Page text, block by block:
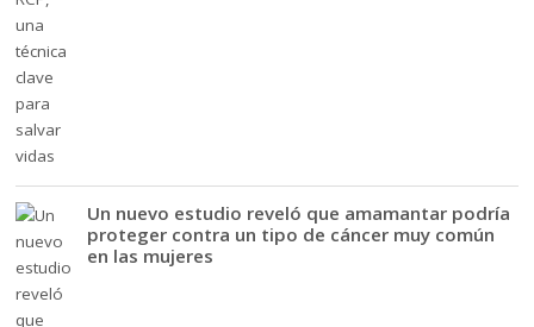
Un nuevo estudio reveló que amamantar podría
proteger contra un tipo de cáncer muy común
en las mujeres